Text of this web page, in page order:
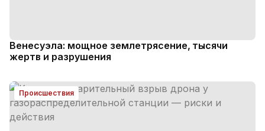
Венесуэла: мощное землетрясение, тысячи
жертв и разрушения
Происшествия